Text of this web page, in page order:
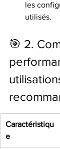
les
utilisés.​
🎯 2.
Caractéristiqu
e